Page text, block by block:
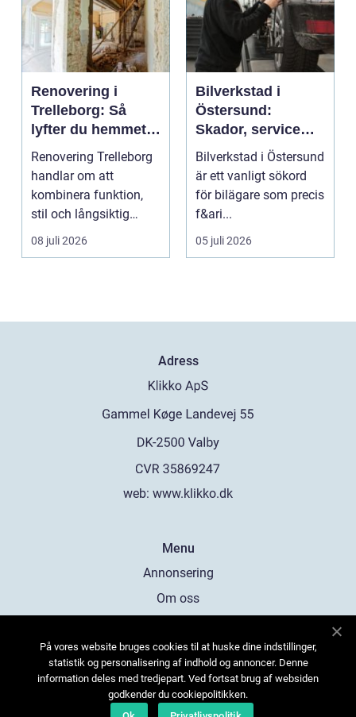
Renovering i
Trelleborg: Så
lyfter du hemmet
på ett smart sätt
Renovering Trelleborg
handlar om att
kombinera funktion,
stil och långsiktig
ekonomi i samma p...
08 juli 2026
Bilverkstad i
Östersund:
Skador, service
och smarta val för
din bil
Bilverkstad i Östersund
är ett vanligt sökord
för bilägare som precis
f&ari...
05 juli 2026
Adress
web: www.klikko.dk
Menu
Annonsering
Om oss
Kontakta oss
Sitemap
På vores website bruges cookies til at huske dine indstillinger,
statistik og personalisering af indhold og annoncer. Denne
information deles med tredjepart. Ved fortsat brug af websiden
godkender du cookiepolitikken.